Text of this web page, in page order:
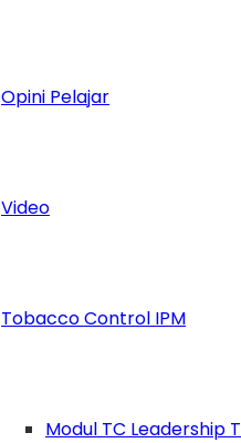
Opini Pelajar
Video
Tobacco Control IPM
Modul TC Leadership
dan pernah